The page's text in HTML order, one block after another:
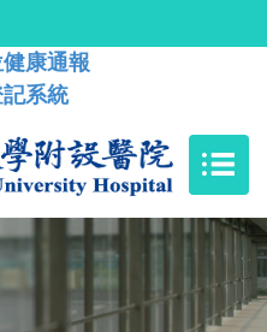
康通報
系統